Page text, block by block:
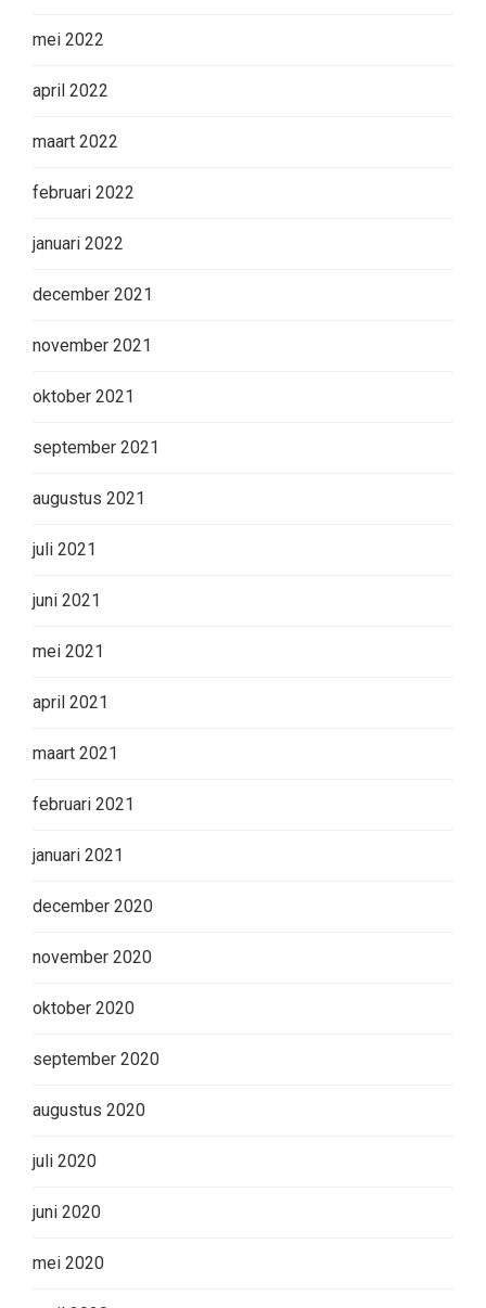
mei 2022
april 2022
maart 2022
februari 2022
januari 2022
december 2021
november 2021
oktober 2021
september 2021
augustus 2021
juli 2021
juni 2021
mei 2021
april 2021
maart 2021
februari 2021
januari 2021
december 2020
november 2020
oktober 2020
september 2020
augustus 2020
juli 2020
juni 2020
mei 2020